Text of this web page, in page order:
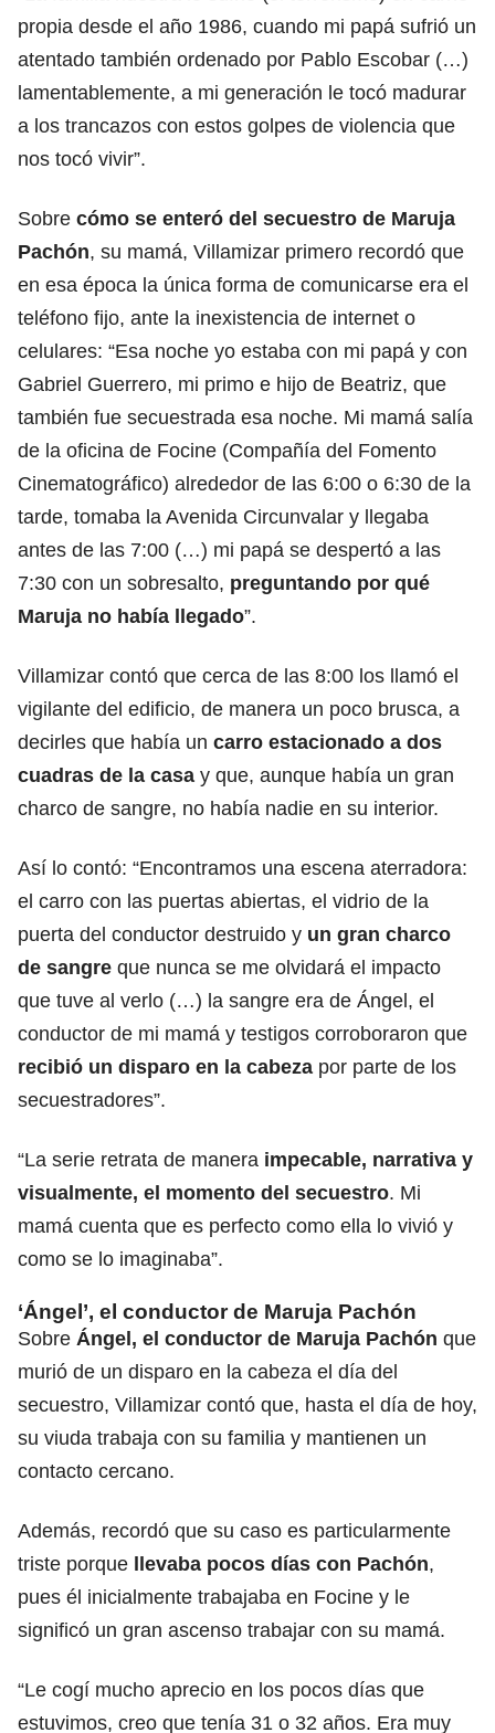
propia desde el año 1986, cuando mi papá sufrió un
atentado también ordenado por Pablo Escobar (…)
lamentablemente, a mi generación le tocó madurar
a los trancazos con estos golpes de violencia que
nos tocó vivir”.
Sobre cómo se enteró del secuestro de Maruja
Pachón, su mamá, Villamizar primero recordó que
en esa época la única forma de comunicarse era el
teléfono fijo, ante la inexistencia de internet o
celulares: “Esa noche yo estaba con mi papá y con
Gabriel Guerrero, mi primo e hijo de Beatriz, que
también fue secuestrada esa noche. Mi mamá salía
de la oficina de Focine (Compañía del Fomento
Cinematográfico) alrededor de las 6:00 o 6:30 de la
tarde, tomaba la Avenida Circunvalar y llegaba
antes de las 7:00 (…) mi papá se despertó a las
7:30 con un sobresalto, preguntando por qué
Maruja no había llegado”.
Villamizar contó que cerca de las 8:00 los llamó el
vigilante del edificio, de manera un poco brusca, a
decirles que había un carro estacionado a dos
cuadras de la casa y que, aunque había un gran
charco de sangre, no había nadie en su interior.
Así lo contó: “Encontramos una escena aterradora:
el carro con las puertas abiertas, el vidrio de la
puerta del conductor destruido y un gran charco
de sangre que nunca se me olvidará el impacto
que tuve al verlo (…) la sangre era de Ángel, el
conductor de mi mamá y testigos corroboraron que
recibió un disparo en la cabeza por parte de los
secuestradores”.
“La serie retrata de manera impecable, narrativa y
visualmente, el momento del secuestro. Mi
mamá cuenta que es perfecto como ella lo vivió y
como se lo imaginaba”.
‘Ángel’, el conductor de Maruja Pachón
Sobre Ángel, el conductor de Maruja Pachón que
murió de un disparo en la cabeza el día del
secuestro, Villamizar contó que, hasta el día de hoy,
su viuda trabaja con su familia y mantienen un
contacto cercano.
Además, recordó que su caso es particularmente
triste porque llevaba pocos días con Pachón,
pues él inicialmente trabajaba en Focine y le
significó un gran ascenso trabajar con su mamá.
“Le cogí mucho aprecio en los pocos días que
estuvimos, creo que tenía 31 o 32 años. Era muy